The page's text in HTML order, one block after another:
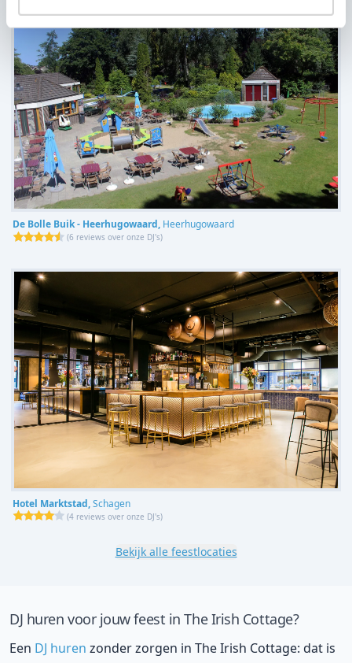
De Bolle Buik - Heerhugowaard, Heerhugowaard
(6 reviews over onze DJ's)
Hotel Marktstad,Schagen
(4 reviews over onze DJ's)
Bekijk alle feestlocaties
DJ huren voor jouw feest in The Irish Cottage?
Een DJ huren zonder zorgen in The Irish Cottage: dat is